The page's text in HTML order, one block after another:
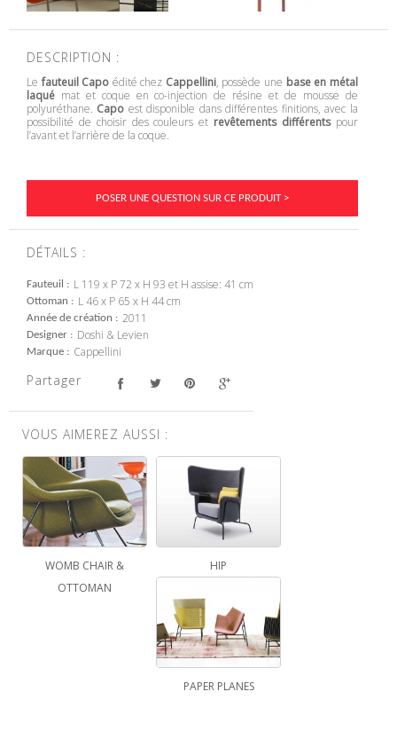
DESCRIPTION :
Lefauteuil Capo édité chez Cappellini, possède une base en métal
laqué mat et coque en co-injection de résine et de mousse de
polyuréthane. Capo est disponible dans différentes finitions, avec la
possibilité de choisir des couleurs et revêtements différentspour
l’avant et l’arrière de la coque.
POSER UNE QUESTION SUR CE PRODUIT >
DÉTAILS :
Fauteuil L 119 x P 72 x H 93 et H assise: 41 cm
Ottoman L 46 x P 65 x H 44 cm
Année de création 2011
Designer Doshi & Levien
Marque Cappellini
Partager
VOUS AIMEREZ AUSSI :
WOMB CHAIR &
OTTOMAN
HIP
PAPER PLANES